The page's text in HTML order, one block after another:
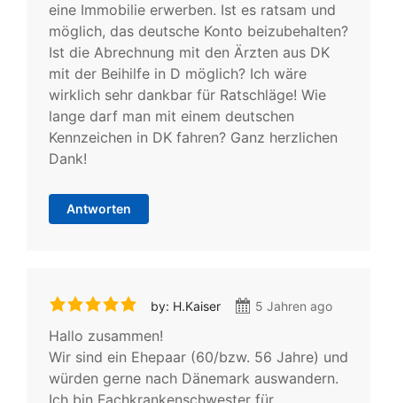
eine Immobilie erwerben. Ist es ratsam und
möglich, das deutsche Konto beizubehalten?
Ist die Abrechnung mit den Ärzten aus DK
mit der Beihilfe in D möglich? Ich wäre
wirklich sehr dankbar für Ratschläge! Wie
lange darf man mit einem deutschen
Kennzeichen in DK fahren? Ganz herzlichen
Dank!
Antworten
by: H.Kaiser 5 Jahren ago
Hallo zusammen!
Wir sind ein Ehepaar (60/bzw. 56 Jahre) und
würden gerne nach Dänemark auswandern.